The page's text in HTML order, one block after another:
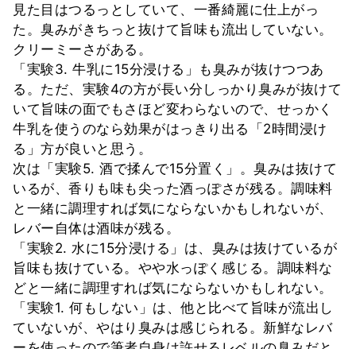
見た目はつるっとしていて、一番綺麗に仕上がっ
た。臭みがきちっと抜けて旨味も流出していない。
クリーミーさがある。
「実験3. 牛乳に15分浸ける」も臭みが抜けつつあ
る。ただ、実験4の方が長い分しっかり臭みが抜けて
いて旨味の面でもさほど変わらないので、せっかく
牛乳を使うのなら効果がはっきり出る「2時間浸け
る」方が良いと思う。
次は「実験5. 酒で揉んで15分置く」。臭みは抜けて
いるが、香りも味も尖った酒っぽさが残る。調味料
と一緒に調理すれば気にならないかもしれないが、
レバー自体は酒味が残る。
「実験2. 水に15分浸ける」は、臭みは抜けているが
旨味も抜けている。やや水っぽく感じる。調味料な
どと一緒に調理すれば気にならないかもしれない。
「実験1. 何もしない」は、他と比べて旨味が流出し
ていないが、やはり臭みは感じられる。新鮮なレバ